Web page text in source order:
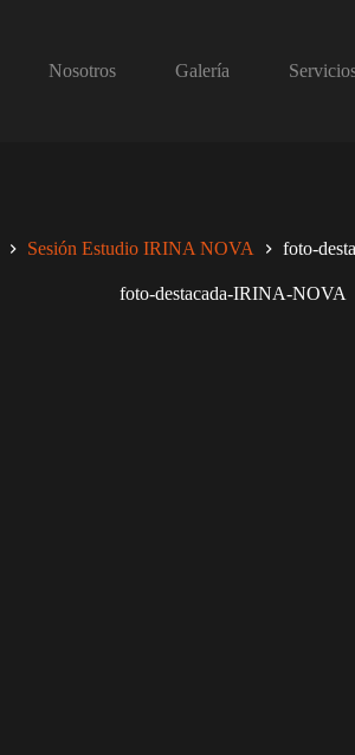
Nosotros Galería
Sesión Estudio IRINA NOVA foto-
foto-destacada-IRINA-NOVA